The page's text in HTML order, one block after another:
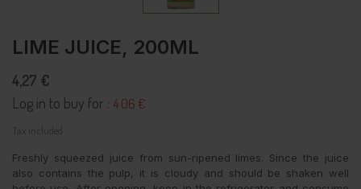
LIME JUICE, 200ML
4,27 €
Log in to buy for : 4.06 €
Tax included
Freshly squeezed juice from sun-ripened limes. Since the juice
also contains the pulp, it is cloudy and should be shaken well